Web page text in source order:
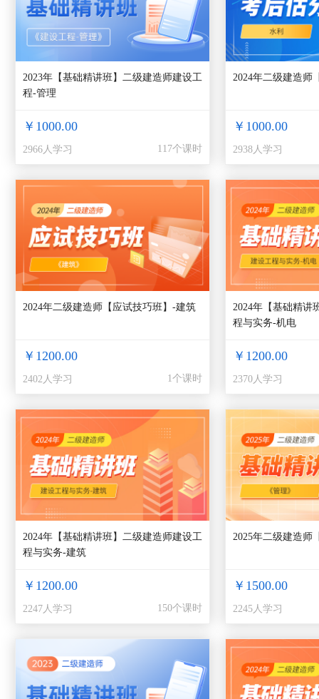
2023年【基础精讲班】二级建造师建设工
程-管理
￥1000.00
2966人学习 117个课时
2024年二级建造师
￥1000.00
2938人学习
2024年二级建造师【应试技巧班】-建筑
￥1200.00
2402人学习 1个课时
2024年【基础精讲
程与实务-机电
￥1200.00
2370人学习
2024年【基础精讲班】二级建造师建设工
程与实务-建筑
￥1200.00
2247人学习 150个课时
2025年二级建造师
￥1500.00
2245人学习